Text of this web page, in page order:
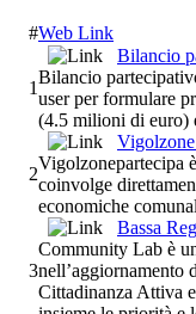
#Web Link
1
Bilancio
Bilancio
user per formulare
(4.5 milioni di euro)
2
Vigolzonepartecipa
coinvolge
economiche
3
Bassa
Community Lab è
nell’aggiornamento
Cittadinanza Attiva